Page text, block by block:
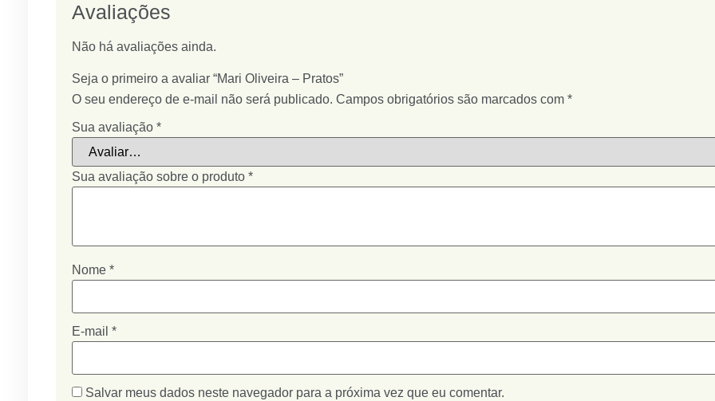
Avaliações
Não há avaliações ainda.
Seja o primeiro a avaliar “Mari Oliveira – Pratos”
O seu endereço de e-mail não será publicado. Campos obrigatórios são marcados com *
Sua avaliação *
Sua avaliação sobre o produto *
Nome *
E-mail *
Salvar meus dados neste navegador para a próxima vez que eu comentar.